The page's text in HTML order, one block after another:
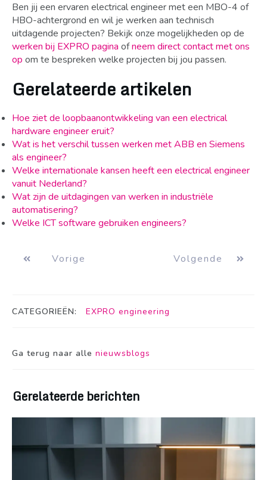
Ben jij een ervaren electrical engineer met een MBO-4 of
HBO-achtergrond en wil je werken aan technisch
uitdagende projecten? Bekijk onze mogelijkheden op de
werken bij EXPRO pagina ofneem direct contact met ons
op om te bespreken welke projecten bij jou passen.
Gerelateerde artikelen
Hoe ziet de loopbaanontwikkeling van een electrical
hardware engineer eruit?
Wat is het verschil tussen werken met ABB en Siemens
als engineer?
Welke internationale kansen heeft een electrical engineer
vanuit Nederland?
Wat zijn de uitdagingen van werken in industriële
automatisering?
Welke ICT software gebruiken engineers?
Vorige Volgende
CATEGORIEËN: EXPRO engineering
Ga terug naar alle nieuwsblogs
Gerelateerde berichten